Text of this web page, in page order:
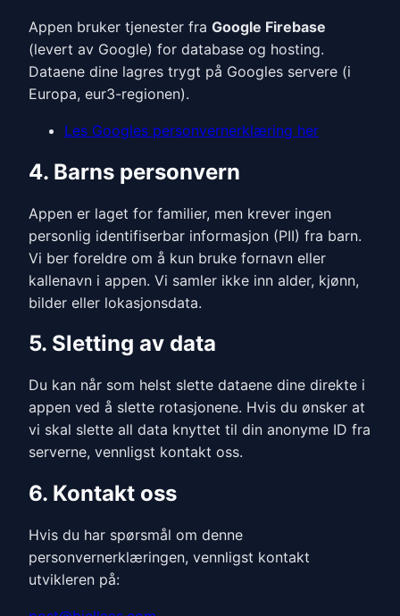
Appen bruker tjenester fra Google Firebase
(levert av Google) for database og hosting.
Dataene dine lagres trygt på Googles servere (i
Europa, eur3-regionen).
Les Googles personvernerklæring her
4. Barns personvern
Appen er laget for familier, men krever ingen
personlig identifiserbar informasjon (PII) fra barn.
Vi ber foreldre om å kun bruke fornavn eller
kallenavn i appen. Vi samler ikke inn alder, kjønn,
bilder eller lokasjonsdata.
5. Sletting av data
Du kan når som helst slette dataene dine direkte i
appen ved å slette rotasjonene. Hvis du ønsker at
vi skal slette all data knyttet til din anonyme ID fra
serverne, vennligst kontakt oss.
6. Kontakt oss
Hvis du har spørsmål om denne
personvernerklæringen, vennligst kontakt
utvikleren på: